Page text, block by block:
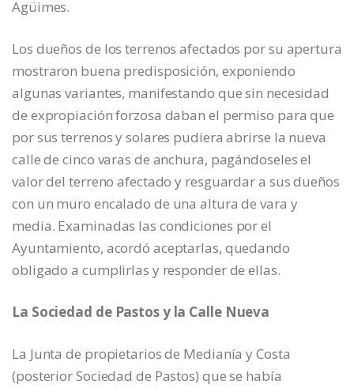
Agüimes.
Los dueños de los terrenos afectados por su apertura
mostraron buena predisposición, exponiendo
algunas variantes, manifestando que sin necesidad
de expropiación forzosa daban el permiso para que
por sus terrenos y solares pudiera abrirse la nueva
calle de cinco varas de anchura, pagándoseles el
valor del terreno afectado y resguardar a sus dueños
con un muro encalado de una altura de vara y
media. Examinadas las condiciones por el
Ayuntamiento, acordó aceptarlas, quedando
obligado a cumplirlas y responder de ellas.
La Sociedad de Pastos y la Calle Nueva
La Junta de propietarios de Medianía y Costa
(posterior Sociedad de Pastos) que se había